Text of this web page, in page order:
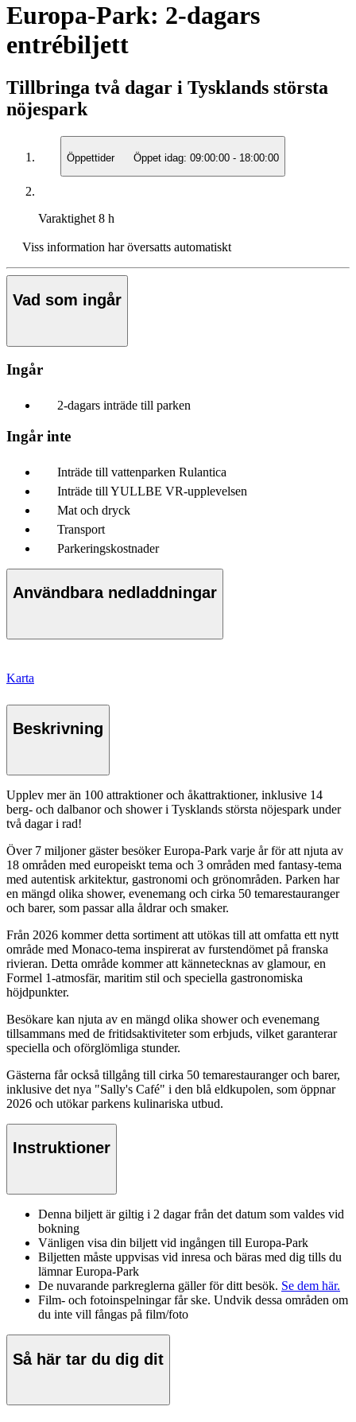
Europa-Park: 2-dagars
entrébiljett
Tillbringa två dagar i Tysklands största
nöjespark
Öppettider Öppet idag: 09:00:00 - 18:00:00
Varaktighet8 h
Viss information har översatts automatiskt
Vad som ingår
Ingår
2-dagars inträde till parken
Ingår inte
Inträde till vattenparken Rulantica
Inträde till YULLBE VR-upplevelsen
Mat och dryck
Transport
Parkeringskostnader
Användbara nedladdningar
Karta
Beskrivning
Upplev mer än 100 attraktioner och åkattraktioner, inklusive 14
berg- och dalbanor och shower i Tysklands största nöjespark under
två dagar i rad!
Över 7 miljoner gäster besöker Europa-Park varje år för att njuta av
18 områden med europeiskt tema och 3 områden med fantasy-tema
med autentisk arkitektur, gastronomi och grönområden. Parken har
en mängd olika shower, evenemang och cirka 50 temarestauranger
och barer, som passar alla åldrar och smaker.
Från 2026 kommer detta sortiment att utökas till att omfatta ett nytt
område med Monaco-tema inspirerat av furstendömet på franska
rivieran. Detta område kommer att kännetecknas av glamour, en
Formel 1-atmosfär, maritim stil och speciella gastronomiska
höjdpunkter.
Besökare kan njuta av en mängd olika shower och evenemang
tillsammans med de fritidsaktiviteter som erbjuds, vilket garanterar
speciella och oförglömliga stunder.
Gästerna får också tillgång till cirka 50 temarestauranger och barer,
inklusive det nya "Sally's Café" i den blå eldkupolen, som öppnar
2026 och utökar parkens kulinariska utbud.
Instruktioner
Denna biljett är giltig i 2 dagar från det datum som valdes vid
bokning
Vänligen visa din biljett vid ingången till Europa-Park
Biljetten måste uppvisas vid inresa och bäras med dig tills du
lämnar Europa-Park
De nuvarande parkreglerna gäller för ditt besök. Se dem här.
Film- och fotoinspelningar får ske. Undvik dessa områden om
du inte vill fångas på film/foto
Så här tar du dig dit